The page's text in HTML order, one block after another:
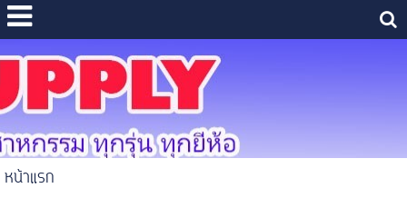
หน้าแรก